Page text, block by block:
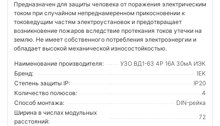
Предназначен для защиты человека от поражения электрическим
током при случайном непреднамеренном прикосновении к
токоведущим частям электроустановок и предотвращает
возникновение пожаров вследствие протекания токов утечки на
землю. Не имеет собственного потребления электроэнергии и
обладает высокой механической износостойкостью.
Наименование производителя:
УЗО ВД1-63 4Р 16А 30мА ИЭК
Бренд:
IEK
Степень защиты IP:
IP20
Количество полюсов:
4
Способ монтажа:
DIN-рейка
Ширина в числах модульных
расстояний:
72